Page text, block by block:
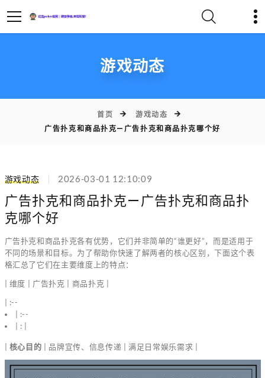
游戏动态
首页
游戏动态
广告扑克和商品扑克—广告扑克和商品扑克哪个好
游戏动态 2026-03-01 12:10:09
广告扑克和商品扑克—广告扑克和商品扑
克哪个好
广告扑克和商品扑克各有优势，它们并非简单的“谁更好”，而是适用于
不同的场景和目标。为了帮助你快速了解两者的核心区别，下面这个表
格汇总了它们在主要维度上的特点：
| 维度 | 广告扑克 | 商品扑克 |
| :--
| :--
| : |
核心目的 | 品牌宣传、信息传递 | 满足日常娱乐需求 |